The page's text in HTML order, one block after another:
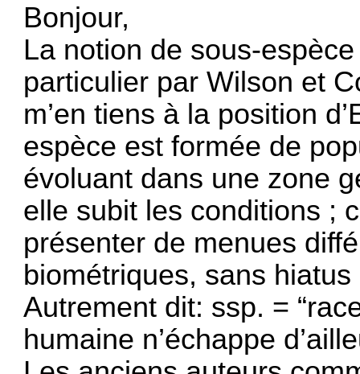
Bonjour,
La notion de sous-
particulier par Wilson et
m’en tiens à la position
espèce est formée de
évoluant dans une zone
elle subit les conditions ;
présenter de menues
biométriques, sans
Autrement dit: ssp. =
humaine n’échappe